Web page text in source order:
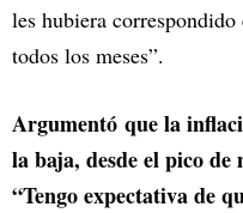
les hubiera
todos los meses”.
Argumentó que la
la baja, desde el pico
“Tengo expectativa de